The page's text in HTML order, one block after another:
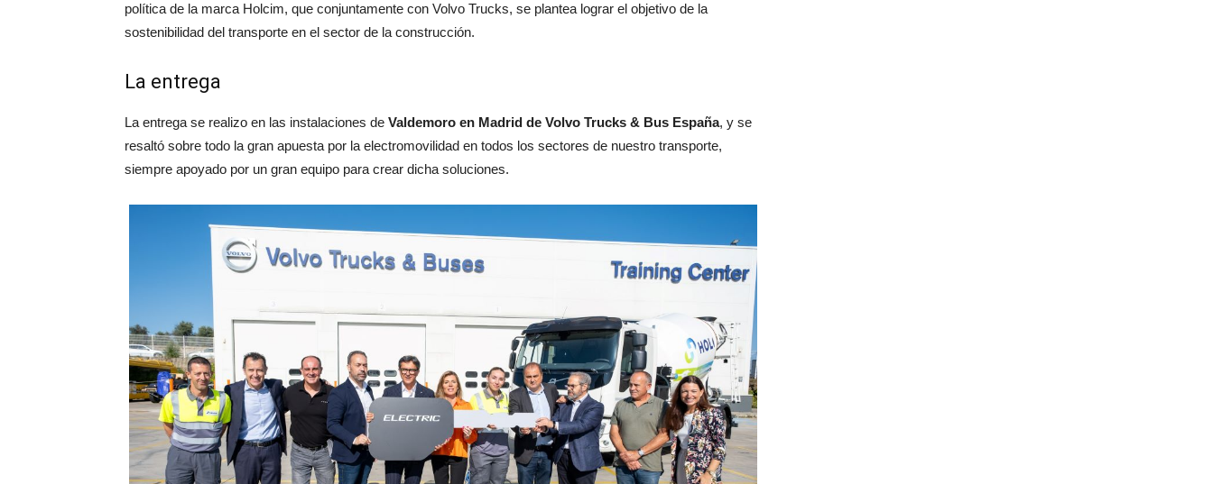
política de la marca Holcim, que conjuntamente con Volvo Trucks, se plantea lograr el objetivo de la
sostenibilidad del transporte en el sector de la construcción.
La entrega
La entrega se realizo en las instalaciones de Valdemoro en Madrid de Volvo Trucks & Bus España, y se
resaltó sobre todo la gran apuesta por la electromovilidad en todos los sectores de nuestro transporte,
siempre apoyado por un gran equipo para crear dicha soluciones.